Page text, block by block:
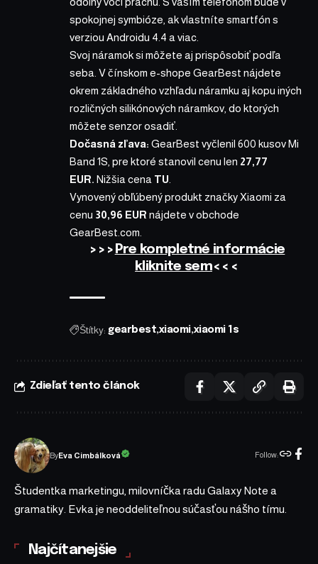
spokojnej symbióze, ak vlastníte smartfón s
verziou Androidu 4.4 a viac.
Svoj náramok si môžete aj prispôsobiť podľa
seba. V čínskom e-shope GearBest nájdete
okrem základného vzhľadu náramku aj kopu iných
rozličných silikónových náramkov, do ktorých
môžete senzor osadiť.
Dočasná zľava: GearBest vyčlenil 600 kusovMi
Band 1S , pre ktoré stanovil cenu len 27,77
EUR. Nižšia cena TU
Vynovený obľúbený produkt značky Xiaomi za
cenu 30,96 EUR nájdete v obchode
GearBest.com
>>> Pre kompletné informácie
kliknite sem<<<
Štítky: gearbest xiaomi xiaomi 1s
Zdieľať tento článok
ByEva Cimbálková Follow:
Študentka marketingu, milovníčka radu Galaxy Note a
gramatiky. Evka je neoddeliteľnou súčasťou nášho tímu.
Najčítanejšie